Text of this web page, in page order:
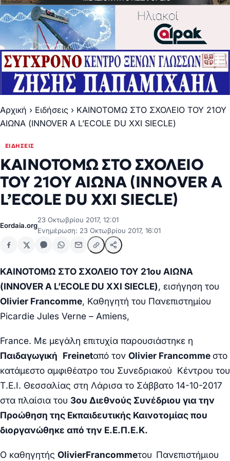
Αρχική › Ειδήσεις › ΚΑΙΝΟΤΟΜΩ ΣΤΟ ΣΧΟΛΕΙΟ ΤΟΥ 21ΟΥ
ΑΙΩΝΑ (INNOVER A L’ECOLE DU XXI SIECLE)
ΕΙΔΉΣΕΙΣ
ΚΑΙΝΟΤΟΜΩ ΣΤΟ ΣΧΟΛΕΙΟ
ΤΟΥ 21ΟΥ ΑΙΩΝΑ (INNOVER A
L’ECOLE DU XXI SIECLE)
Eordaia.org
23 Οκτωβρίου 2017, 12:01
Ενημέρωση: 23 Οκτωβρίου 2017, 16:01
ΚΑΙΝΟΤΟΜΩ ΣΤΟ ΣΧΟΛΕΙΟ ΤΟΥ 21ου ΑΙΩΝΑ
(INNOVER A L’ECOLE DU XXI SIECLE), εισήγηση του
Olivier Francomme, Καθηγητή του Πανεπιστημίου
Picardie Jules Verne – Amiens,
France. Με μεγάλη επιτυχία παρουσιάστηκε η
Παιδαγωγική Freinetαπό τον Olivier Francommeστο
κατάμεστο αμφιθέατρο του Συνεδριακού Κέντρου του
Τ.Ε.Ι. Θεσσαλίας στη Λάρισα το Σάββατο 14-10-2017
στα πλαίσια του 3ου Διεθνούς Συνέδριου για την
Προώθηση της Εκπαιδευτικής Καινοτομίας που
διοργανώθηκε από την Ε.Ε.Π.Ε.Κ.
Ο καθηγητής OlivierFrancommeτου Πανεπιστήμιου